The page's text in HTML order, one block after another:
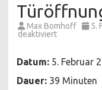
Max Bomhoff 5.
deaktiviertfür
Datum: 5. Februar
Dauer: 39 Minuten